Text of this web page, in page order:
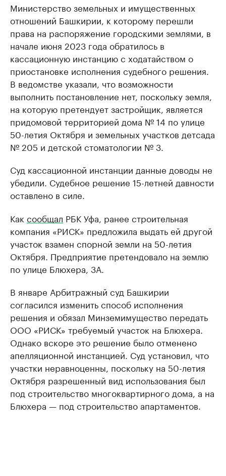
Министерство земельных и имущественных
отношений Башкирии, к которому перешли
права на распоряжение городскими землями, в
начале июня 2023 года обратилось в
кассационную инстанцию с ходатайством о
приостановке исполнения судебного решения.
В ведомстве указали, что возможности
выполнить постановление нет, поскольку земля,
на которую претендует застройщик, является
придомовой территорией дома № 14 по улице
50-летия Октября и земельных участков детсада
№ 205 и детской стоматологии № 3.
Суд кассационной инстанции данные доводы не
убедили. Судебное решение 15-летней давности
оставлено в силе.
Как сообщал РБК Уфа, ранее строительная
компания «РИСК» предложила выдать ей другой
участок взамен спорной земли на 50-летия
Октября. Предприятие претендовало на землю
по улице Блюхера, 3А.
В январе Арбитражный суд Башкирии
согласился изменить способ исполнения
решения и обязал Минземимущество передать
ООО «РИСК» требуемый участок на Блюхера.
Однако вскоре это решение было отменено
апелляционной инстанцией. Суд установил, что
участки неравноценны, поскольку на 50-летия
Октября разрешенный вид использования был
под строительство многоквартирного дома, а на
Блюхера — под строительство апартаментов.